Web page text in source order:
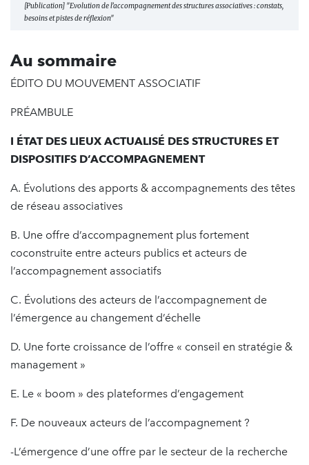
[Publication] "Evolution de l’accompagnement des structures associatives : constats,
besoins et pistes de réflexion"
Au sommaire
ÉDITO DU MOUVEMENT ASSOCIATIF
PRÉAMBULE
I ÉTAT DES LIEUX ACTUALISÉ DES STRUCTURES ET
DISPOSITIFS D’ACCOMPAGNEMENT
A. Évolutions des apports & accompagnements des têtes
de réseau associatives
B. Une offre d’accompagnement plus fortement
coconstruite entre acteurs publics et acteurs de
l’accompagnement associatifs
C. Évolutions des acteurs de l’accompagnement de
l’émergence au changement d’échelle
D. Une forte croissance de l’offre « conseil en stratégie &
management »
E. Le « boom » des plateformes d’engagement
F. De nouveaux acteurs de l’accompagnement ?
-L’émergence d’une offre par le secteur de la recherche